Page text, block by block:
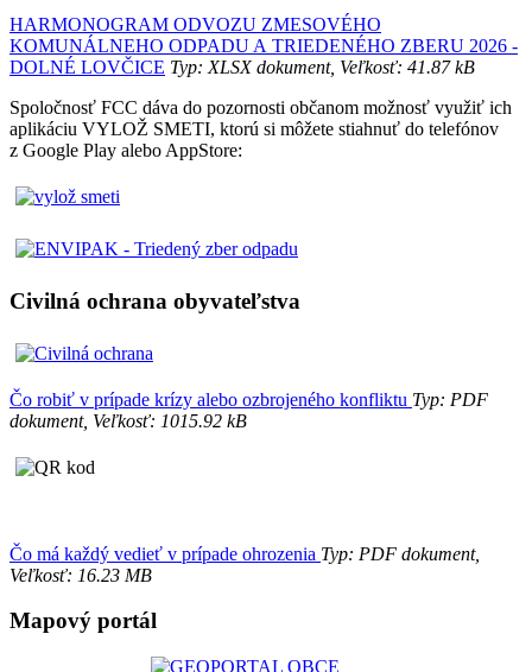
HARMONOGRAM ODVOZU ZMESOVÉHO
KOMUNÁLNEHO ODPADU A TRIEDENÉHO ZBERU 2026 -
DOLNÉ LOVČICE Typ: XLSX dokument, Veľkosť: 41.87 kB
Spoločnosť FCC dáva do pozornosti občanom možnosť využiť ich
aplikáciu VYLOŽ SMETI, ktorú si môžete stiahnuť do telefónov
z Google Play alebo AppStore:
Civilná ochrana obyvateľstva
Čo robiť v prípade krízy alebo ozbrojeného konfliktu Typ: PDF
dokument, Veľkosť: 1015.92 kB
Čo má každý vedieť v prípade ohrozenia Typ: PDF dokument,
Veľkosť: 16.23 MB
Mapový portál